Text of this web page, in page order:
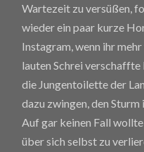
Wartezeit zu versüßen,
wieder ein paar kurze
Instagram, wenn ihr
lauten Schrei verschaffte
die Jungentoilette der
dazu zwingen, den Sturm
Auf gar keinen Fall
über sich selbst zu